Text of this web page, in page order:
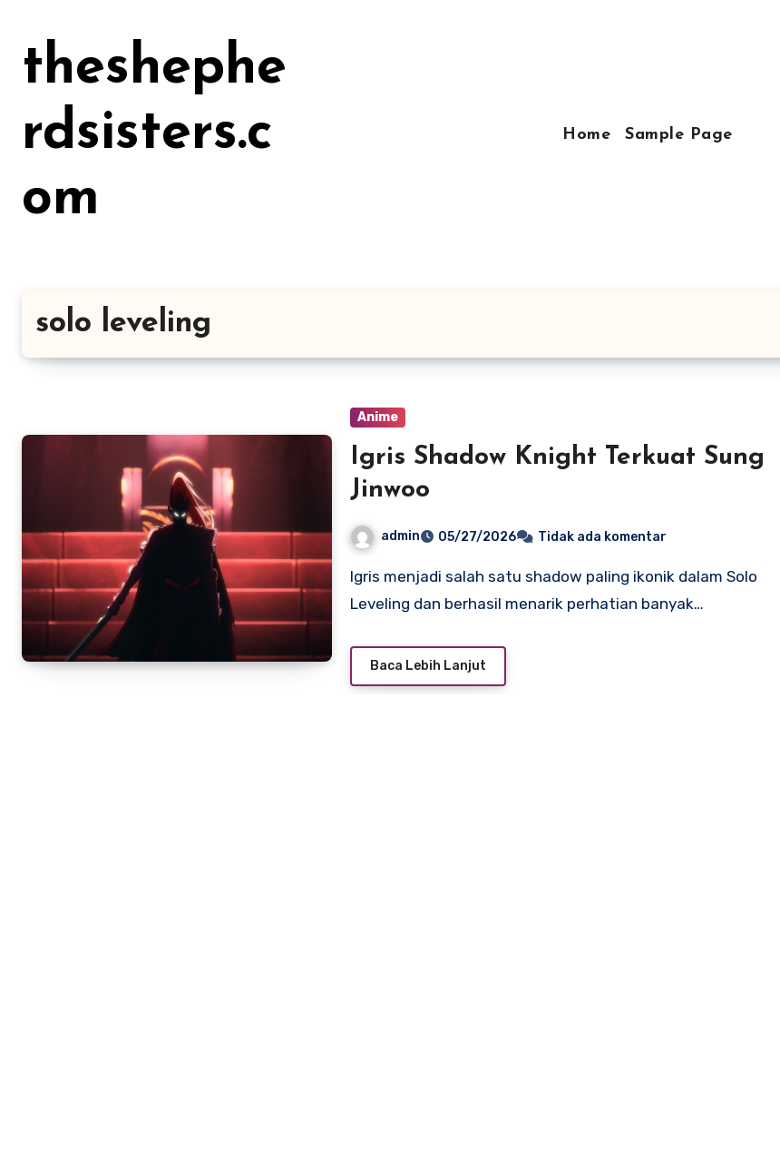
kontentheshephe
rdsisters.c
om
Home Sample Page
solo leveling
Anime
Igris Shadow Knight Terkuat Sung
Jinwoo
admin 05/27/2026 Tidak ada komentar
Igris menjadi salah satu shadow paling ikonik dalam Solo
Leveling dan berhasil menarik perhatian banyak…
Baca Lebih Lanjut